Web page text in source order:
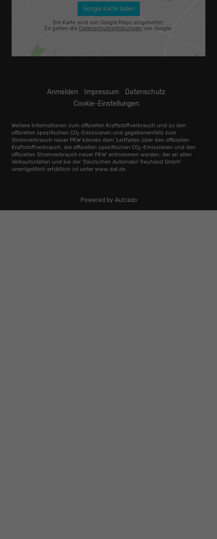
Google Karte laden
Die Karte wird von Google Maps eingebettet.
Es gelten die Datenschutzerklärungen von Google.
Anmelden Impressum
Datenschutz
Cookie-Einstellungen
Weitere Informationen zum offiziellen Kraftstoffverbrauch und zu den
offiziellen spezifischen CO2 -Emissionen und gegebenenfalls zum
Stromverbrauch neuer PKW können dem 'Leitfaden über den offiziellen
Kraftstoffverbrauch, die offiziellen spezifischen CO2 -Emissionen und den
offiziellen Stromverbrauch neuer PKW' entnommen werden, der an allen
Verkaufsstellen und bei der 'Deutschen Automobil Treuhand GmbH'
unentgeltlich erhältlich ist unter www.dat.de.
Powered by Autrado